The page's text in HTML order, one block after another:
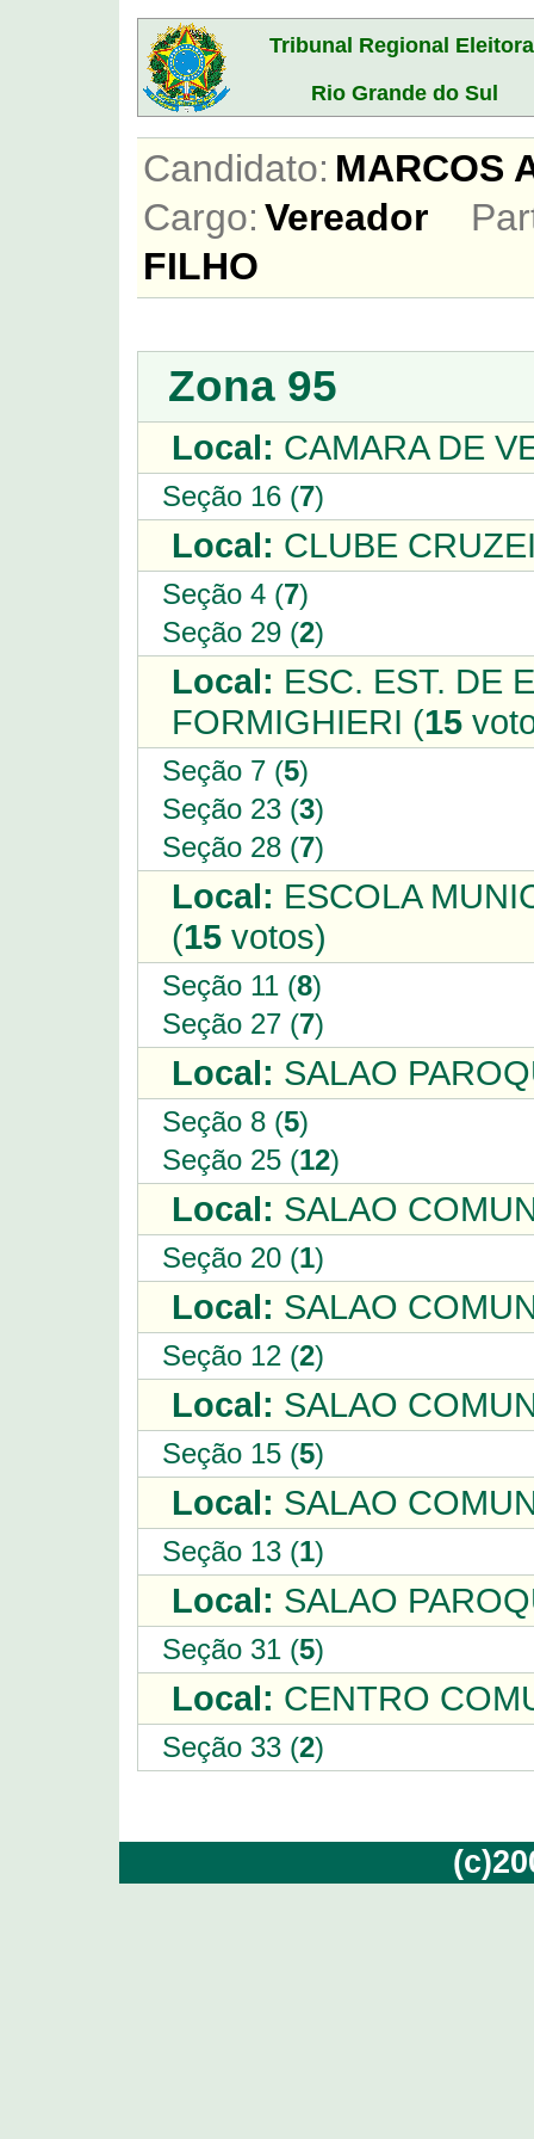
Tribunal Regional
Rio Grande do Sul
Candidato: MARCOS
Cargo: Vereador
FILHO
Zona 95
Local: CAMARA DE
Seção 16 (7)
Local: CLUBE
Seção 4 (7)
Seção 29 (2)
Local: ESC. EST. DE
FORMIGHIERI (15
Seção 7 (5)
Seção 23 (3)
Seção 28 (7)
Local: ESCOLA
(15 votos)
Seção 11 (8)
Seção 27 (7)
Local: SALAO
Seção 8 (5)
Seção 25 (12)
Local: SALAO
Seção 20 (1)
Local: SALAO
Seção 12 (2)
Local: SALAO
Seção 15 (5)
Local: SALAO
Seção 13 (1)
Local: SALAO
Seção 31 (5)
Local: CENTRO
Seção 33 (2)